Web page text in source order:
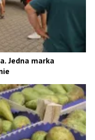
Jedna marka